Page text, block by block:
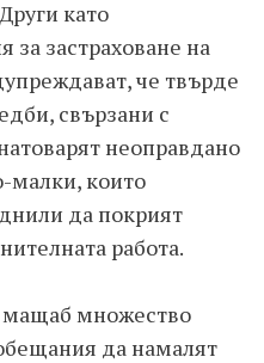
като
за застраховане на
че твърде
свързани с
неоправдано
малки, които
да покрият
работа.
мащаб множество
да намалят